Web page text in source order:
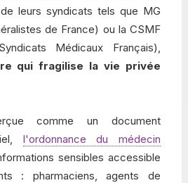
leurs syndicats tels que MG
de France) ou la CSMF
Médicaux Français),
qui fragilise la vie privée
comme un document
l'ordonnance du médecin
sensibles accessible
: pharmaciens, agents de